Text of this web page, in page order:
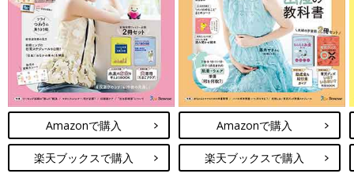
Amazonで購入
楽天ブックスで購入
Amazonで購入
楽天ブックスで購入